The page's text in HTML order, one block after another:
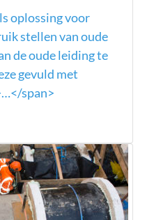
oplossing voor
stellen van oude
de oude leiding te
gevuld met
span>